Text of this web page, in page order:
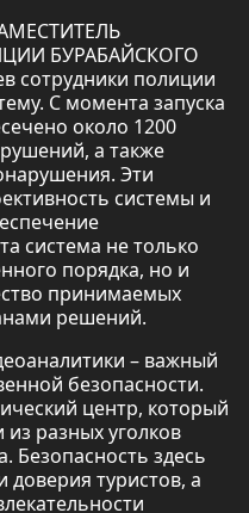
БУРАБАЙСКОГО
сотрудники полиции
С момента запуска
около 1200
а также
Эти
системы и
система не только
порядка, но и
принимаемых
решений.
– важный
безопасности.
центр, который
разных уголков
Безопасность здесь
туристов, а